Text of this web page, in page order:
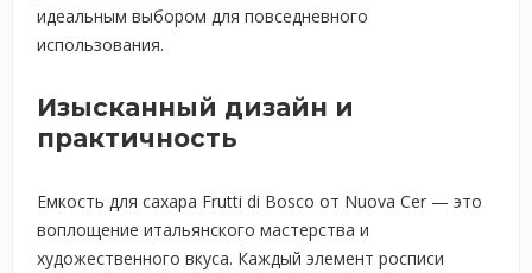
идеальным выбором для повседневного
использования.
Изысканный дизайн и
практичность
Емкость для сахара Frutti di Bosco от Nuova Cer — это
воплощение итальянского мастерства и
художественного вкуса. Каждый элемент росписи